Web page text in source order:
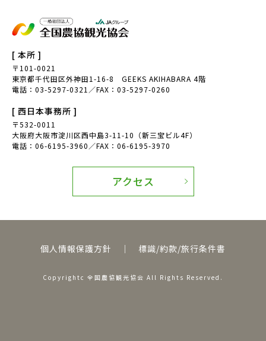
[ 本所 ]
〒101-0021
東京都千代田区外神田1-16-8 GEEKS AKIHABARA 4階
電話：03-5297-0321／FAX：03-5297-0260
[ 西日本事務所 ]
〒532-0011
大阪府大阪市淀川区西中島3-11-10（新三宝ビル4F）
電話：06-6195-3960／FAX：06-6195-3970
アクセス
個人情報保護方針 ｜ 標識/約款/旅行条件書
Copyrightc 全国農協観光協会 All Rights Reserved.